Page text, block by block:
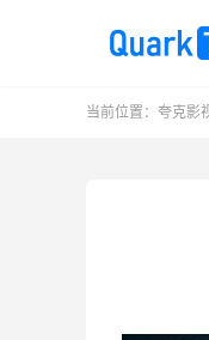
当前位置： 夸克影